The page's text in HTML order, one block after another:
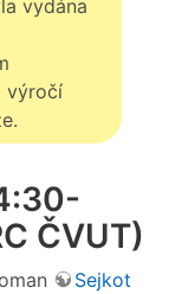
vydána
výročí
ČVUT)
Sejkot